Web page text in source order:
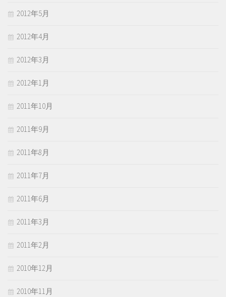
2012年5月
2012年4月
2012年3月
2012年1月
2011年10月
2011年9月
2011年8月
2011年7月
2011年6月
2011年3月
2011年2月
2010年12月
2010年11月